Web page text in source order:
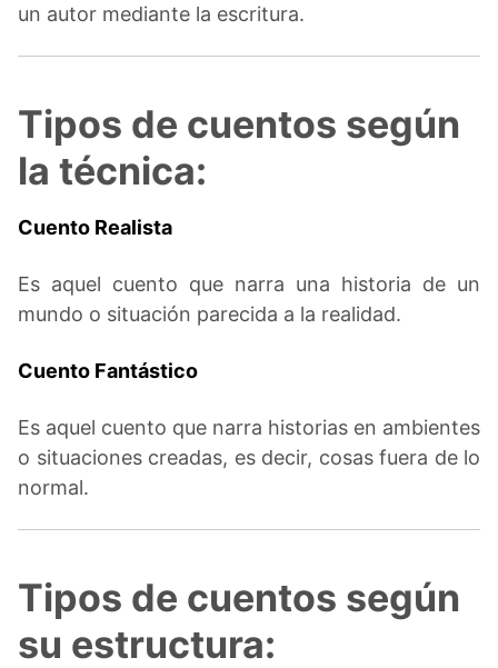
un autor mediante la escritura.
Tipos de cuentos según
la técnica:
Cuento Realista
Es aquel cuento que narra una historia de un
mundo o situación parecida a la realidad.
Cuento Fantástico
Es aquel cuento que narra historias en ambientes
o situaciones creadas, es decir, cosas fuera de lo
normal.
Tipos de cuentos según
su estructura: